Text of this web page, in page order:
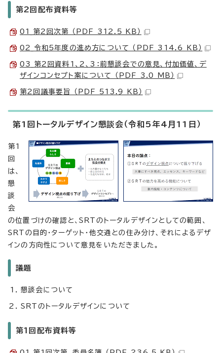
第2回配布資料等
01_第2回次第 （PDF 312.5 KB）
02_令和5年度の進め方について （PDF 314.6 KB）
03_第2回資料1、2、3：前懇談会での意見、付加価値、デ
ザインコンセプト案について （PDF 3.0 MB）
第2回議事要旨 （PDF 513.9 KB）
第1回トータルデザイン懇談会（令和5年4月11日）
第1
回
は、
懇
談
会
の位置づけの確認と、SRTのトータルデザインとしての範囲、
SRTの目的・ターゲット・他交通との住み分け、それによるデザ
インの方向性について意見をいただきました。
議題
懇談会について
SRTのトータルデザインについて
第1回配布資料等